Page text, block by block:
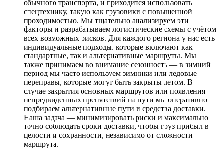
обычного транспорта, и приходится использовать
спецтехнику, такую как грузовики с повышенной
проходимостью. Мы тщательно анализируем эти
факторы и разрабатываем логистические схемы с учётом
всех возможных рисков. Для каждого региона у нас есть
индивидуальные подходы, которые включают как
стандартные, так и альтернативные маршруты. Мы
также принимаем во внимание сезонность — в зимний
период мы часто используем зимники или ледовые
переправы, которые могут быть закрыты летом. В
случае закрытия основных маршрутов или появления
непредвиденных препятствий на пути мы оперативно
подбираем альтернативные пути и средства доставки.
Наша задача — минимизировать риски и максимально
точно соблюдать сроки доставки, чтобы груз прибыл в
целости и сохранности, независимо от сложности
маршрута.